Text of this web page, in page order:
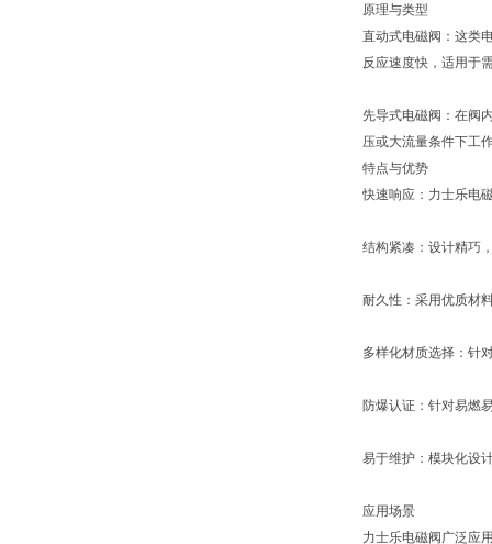
原理与类型
直动式电磁阀：这类
反应速度快，适用于
先导式电磁阀：在阀
压或大流量条件下工
特点与优势
快速响应：力士乐电
结构紧凑：设计精巧
耐久性：采用优质材
多样化材质选择：针
防爆认证：针对易燃
易于维护：模块化设
应用场景
力士乐电磁阀广泛应